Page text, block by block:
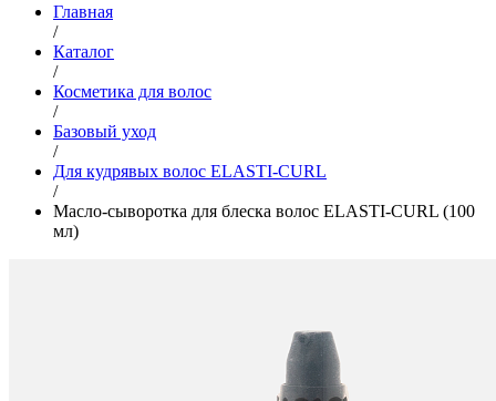
Главная
/
Каталог
/
Косметика для волос
/
Базовый уход
/
Для кудрявых волос ELASTI-CURL
/
Масло-сыворотка для блеска волос ELASTI-CURL (100
мл)